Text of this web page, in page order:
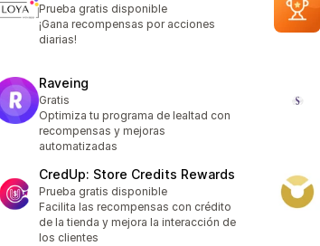
Prueba gratis disponible
¡Gana recompensas por acciones
diarias!
Raveing
Gratis
Optimiza tu programa de lealtad con
recompensas y mejoras
automatizadas
CredUp: Store Credits Rewards
Prueba gratis disponible
Facilita las recompensas con crédito
de la tienda y mejora la interacción de
los clientes